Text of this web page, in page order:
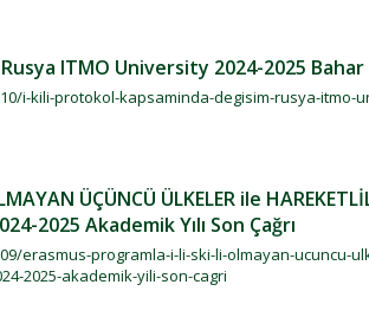
ITMO University 2024-2025
i-kili-protokol-kapsaminda-degisim-rusya-itmo-
ÜÇÜNCÜ ÜLKELER ile
2025 Akademik Yılı Son Çağrı
erasmus-programla-i-li-ski-li-olmayan-ucuncu-
2025-akademik-yili-son-cagri